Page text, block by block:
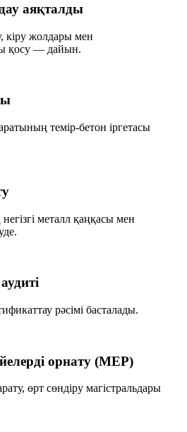
аяқталды
кіру жолдары мен
қосу — дайын.
темір-бетон іргетасы
металл қаңқасы мен
рәсімі басталады.
орнату (MEP)
өрт сөндіру магістральдары